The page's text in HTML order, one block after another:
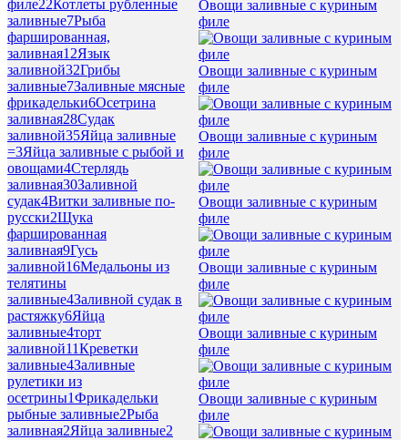
филе22Котлеты рубленные
заливные7Рыба
фаршированная,
заливная12Язык
заливной32Грибы
заливные7Заливные мясные
фрикадельки6Осетрина
заливная28Судак
заливной35Яйца заливные
=3Яйца заливные с рыбой и
овощами4Стерлядь
заливная30Заливной
судак4Витки заливные по-
русски2Щука
фаршированная
заливная9Гусь
заливной16Медальоны из
телятины
заливные4Заливной судак в
растяжку6Яйца
заливные4торт
заливной11Креветки
заливные4Заливные
рулетики из
осетрины1Фрикадельки
рыбные заливные2Рыба
заливная2Яйца заливные2
Овощи заливные с куриным
филе
Овощи заливные с куриным
филе
Овощи заливные с куриным
филе
Овощи заливные с куриным
филе
Овощи заливные с куриным
филе
Овощи заливные с куриным
филе
Овощи заливные с куриным
филе